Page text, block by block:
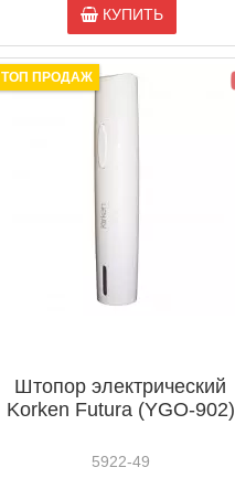
КУПИТЬ
ТОП ПРОДАЖ
Штопор электрический
Korken Futura (YGO-902)
5922-49